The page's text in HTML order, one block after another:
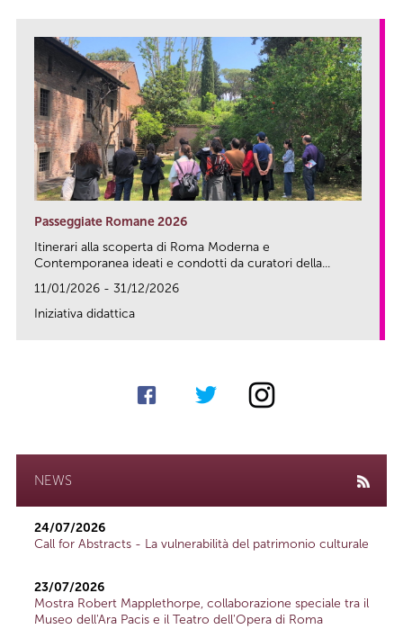
Passeggiate Romane 2026
Itinerari alla scoperta di Roma Moderna e
Contemporanea ideati e condotti da curatori della...
11/01/2026 - 31/12/2026
Iniziativa didattica
NEWS
24/07/2026
Call for Abstracts - La vulnerabilità del patrimonio culturale
23/07/2026
Mostra Robert Mapplethorpe, collaborazione speciale tra il
Museo dell'Ara Pacis e il Teatro dell'Opera di Roma